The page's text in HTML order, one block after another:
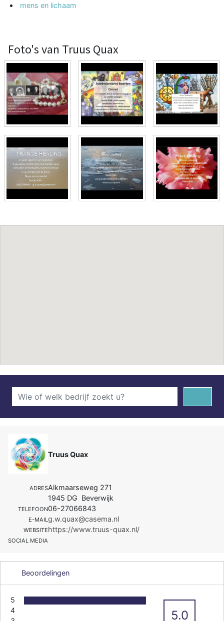
mens en lichaam
Foto's van Truus Quax
Truus Quax
ADRESAlkmaarseweg 271
1945 DG Beverwijk
TELEFOON06-27066843
E-MAILg.w.quax@casema.nl
WEBSITEhttps://www.truus-quax.nl/
SOCIAL MEDIA
Beoordelingen
5
4
5.0